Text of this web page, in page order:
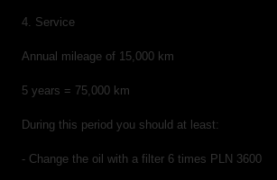
4. Service
Annual mileage of 15,000 km
5 years = 75,000 km
During this period you should at least:
- Change the oil with a filter 6 times PLN 3600